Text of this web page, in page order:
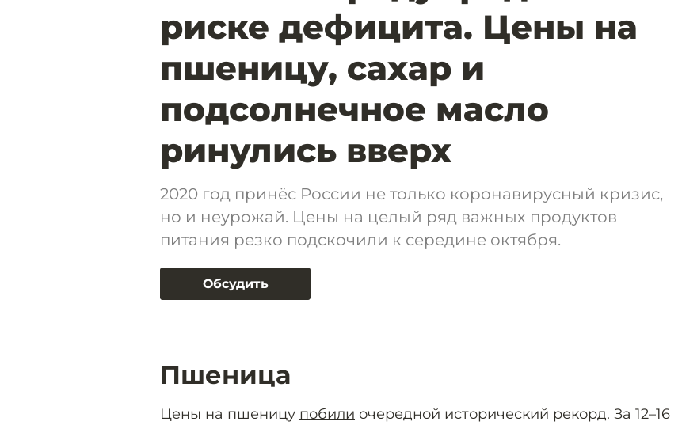
риске дефицита. Цены на
пшеницу, сахар и
подсолнечное масло
ринулись вверх
2020 год принёс России не только коронавирусный кризис,
но и неурожай. Цены на целый ряд важных продуктов
питания резко подскочили к середине октября.
Обсудить
Пшеница
Цены на пшеницу побили очередной исторический рекорд. За 12–16